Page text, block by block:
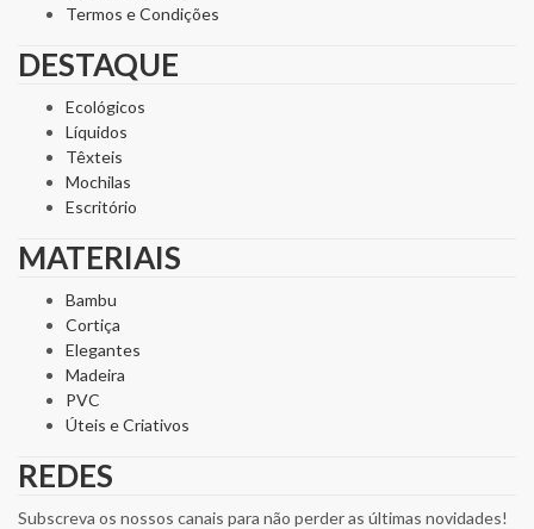
Termos e Condições
DESTAQUE
Ecológicos
Líquidos
Têxteis
Mochilas
Escritório
MATERIAIS
Bambu
Cortiça
Elegantes
Madeira
PVC
Úteis e Criativos
REDES
Subscreva os nossos canais para não perder as últimas novidades!